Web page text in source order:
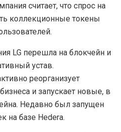
считает, что спрос на
коллекционные токены
LG перешла на блокчейн и
устав.
реорганизует
и запускает новые, в
Недавно был запущен
на базе Hedera.